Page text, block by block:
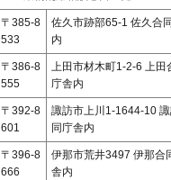
〒385-8
533
佐久市跡部65-1 佐久合
内
〒386-8
555
上田市材木町1-2-6 上田
庁舎内
〒392-8
601
諏訪市上川1-1644-10
同庁舎内
〒396-8
666
伊那市荒井3497 伊那合
舎内